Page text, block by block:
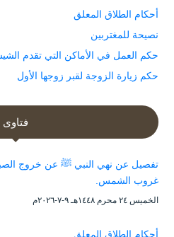
أحكام الطلاق المعلق
نصيحة للمغتربين
حكم العمل في الأماكن التي تقدم
حكم زيارة الزوجة لقبر زوجها الأول
فتاوى
تفصيل عن نهي النبي ﷺ عن خروج
غروب الشمس.
الخميس ۲٤ محرم ۱٤٤۸هـ ۹-۷-۲۰۲٦م
أحكام الطلاق المعلق